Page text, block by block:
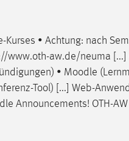
-Kurses • Achtung: nach
www.oth-aw.de/neuma
• Moodle
Tool) [...] Web-
Announcements! OTH-